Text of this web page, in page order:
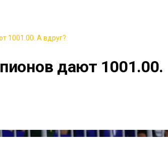
1001.00. А вдруг?
дают 1001.00.